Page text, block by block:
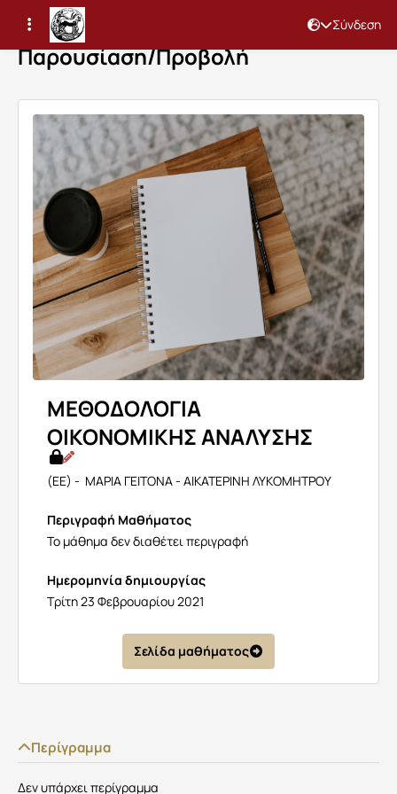
Σύνδεση
Παρουσίαση/Προβολή
ΜΕΘΟΔΟΛΟΓΙΑ
ΟΙΚΟΝΟΜΙΚΗΣ ΑΝΑΛΥΣΗΣ
(ΕΕ) - ΜΑΡΙΑ ΓΕΙΤΟΝΑ - ΑΙΚΑΤΕΡΙΝΗ ΛΥΚΟΜΗΤΡΟΥ
Περιγραφή Μαθήματος
Το μάθημα δεν διαθέτει περιγραφή
Ημερομηνία δημιουργίας
Τρίτη 23 Φεβρουαρίου 2021
Σελίδα μαθήματος
Περίγραμμα
Δεν υπάρχει περίγραμμα